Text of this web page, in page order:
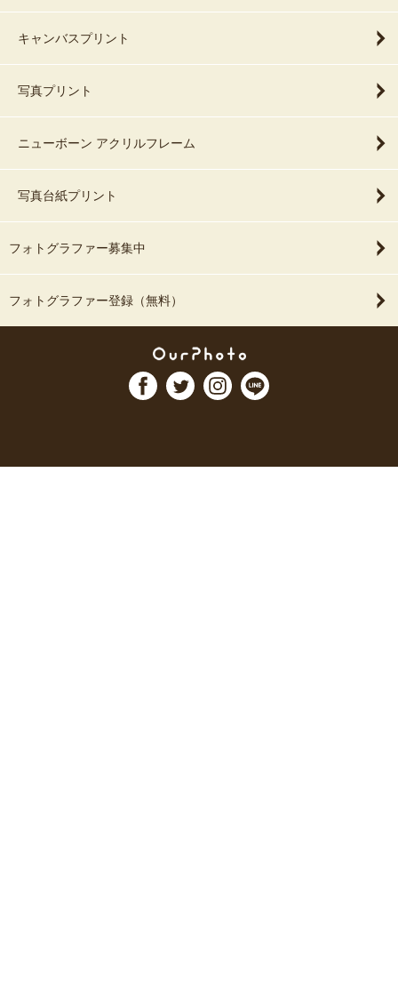
キャンバスプリント
写真プリント
ニューボーン アクリルフレーム
写真台紙プリント
フォトグラファー募集中
フォトグラファー登録（無料）